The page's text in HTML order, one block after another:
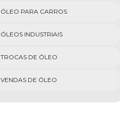
ÓLEO PARA CARROS
ÓLEOS INDUSTRIAIS
TROCAS DE ÓLEO
VENDAS DE ÓLEO